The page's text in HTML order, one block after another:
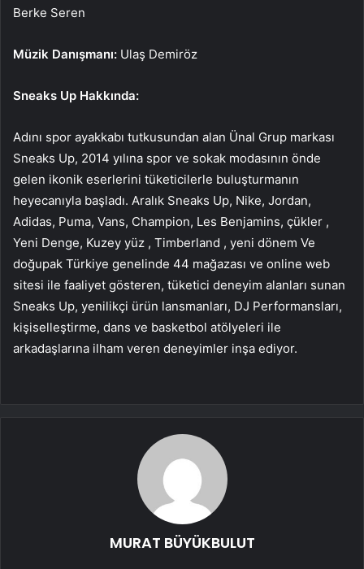
Berke Seren
Müzik Danışmanı: Ulaş Demiröz
Sneaks Up Hakkında:
Adını spor ayakkabı tutkusundan alan Ünal Grup markası
Sneaks Up, 2014 yılına spor ve sokak modasının önde
gelen ikonik eserlerini tüketicilerle buluşturmanın
heyecanıyla başladı. Aralık Sneaks Up, Nike, Jordan,
Adidas, Puma, Vans, Champion, Les Benjamins, çükler ,
Yeni Denge, Kuzey yüz , Timberland , yeni dönem Ve
doğupak Türkiye genelinde 44 mağazası ve online web
sitesi ile faaliyet gösteren, tüketici deneyim alanları sunan
Sneaks Up, yenilikçi ürün lansmanları, DJ Performansları,
kişiselleştirme, dans ve basketbol atölyeleri ile
arkadaşlarına ilham veren deneyimler inşa ediyor.
MURAT BÜYÜKBULUT